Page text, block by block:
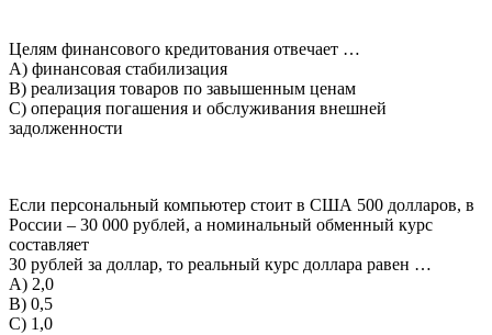
Целям финансового кредитования отвечает …
A) финансовая стабилизация
B) реализация товаров по завышенным ценам
C) операция погашения и обслуживания внешней
задолженности
Если персональный компьютер стоит в США 500 долларов, в
России – 30 000 рублей, а номинальный обменный курс
составляет
30 рублей за доллар, то реальный курс доллара равен …
A) 2,0
B) 0,5
C) 1,0